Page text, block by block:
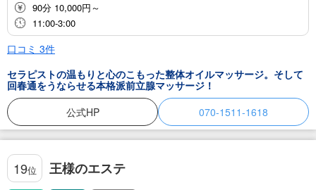
90分 10,000円～
11:00-3:00
口コミ 3件
セラピストの温もりと心のこもった整体オイルマッサージ。そして
回春通をうならせる本格派前立腺マッサージ！
公式HP
070-1511-1618
19位 王様のエステ